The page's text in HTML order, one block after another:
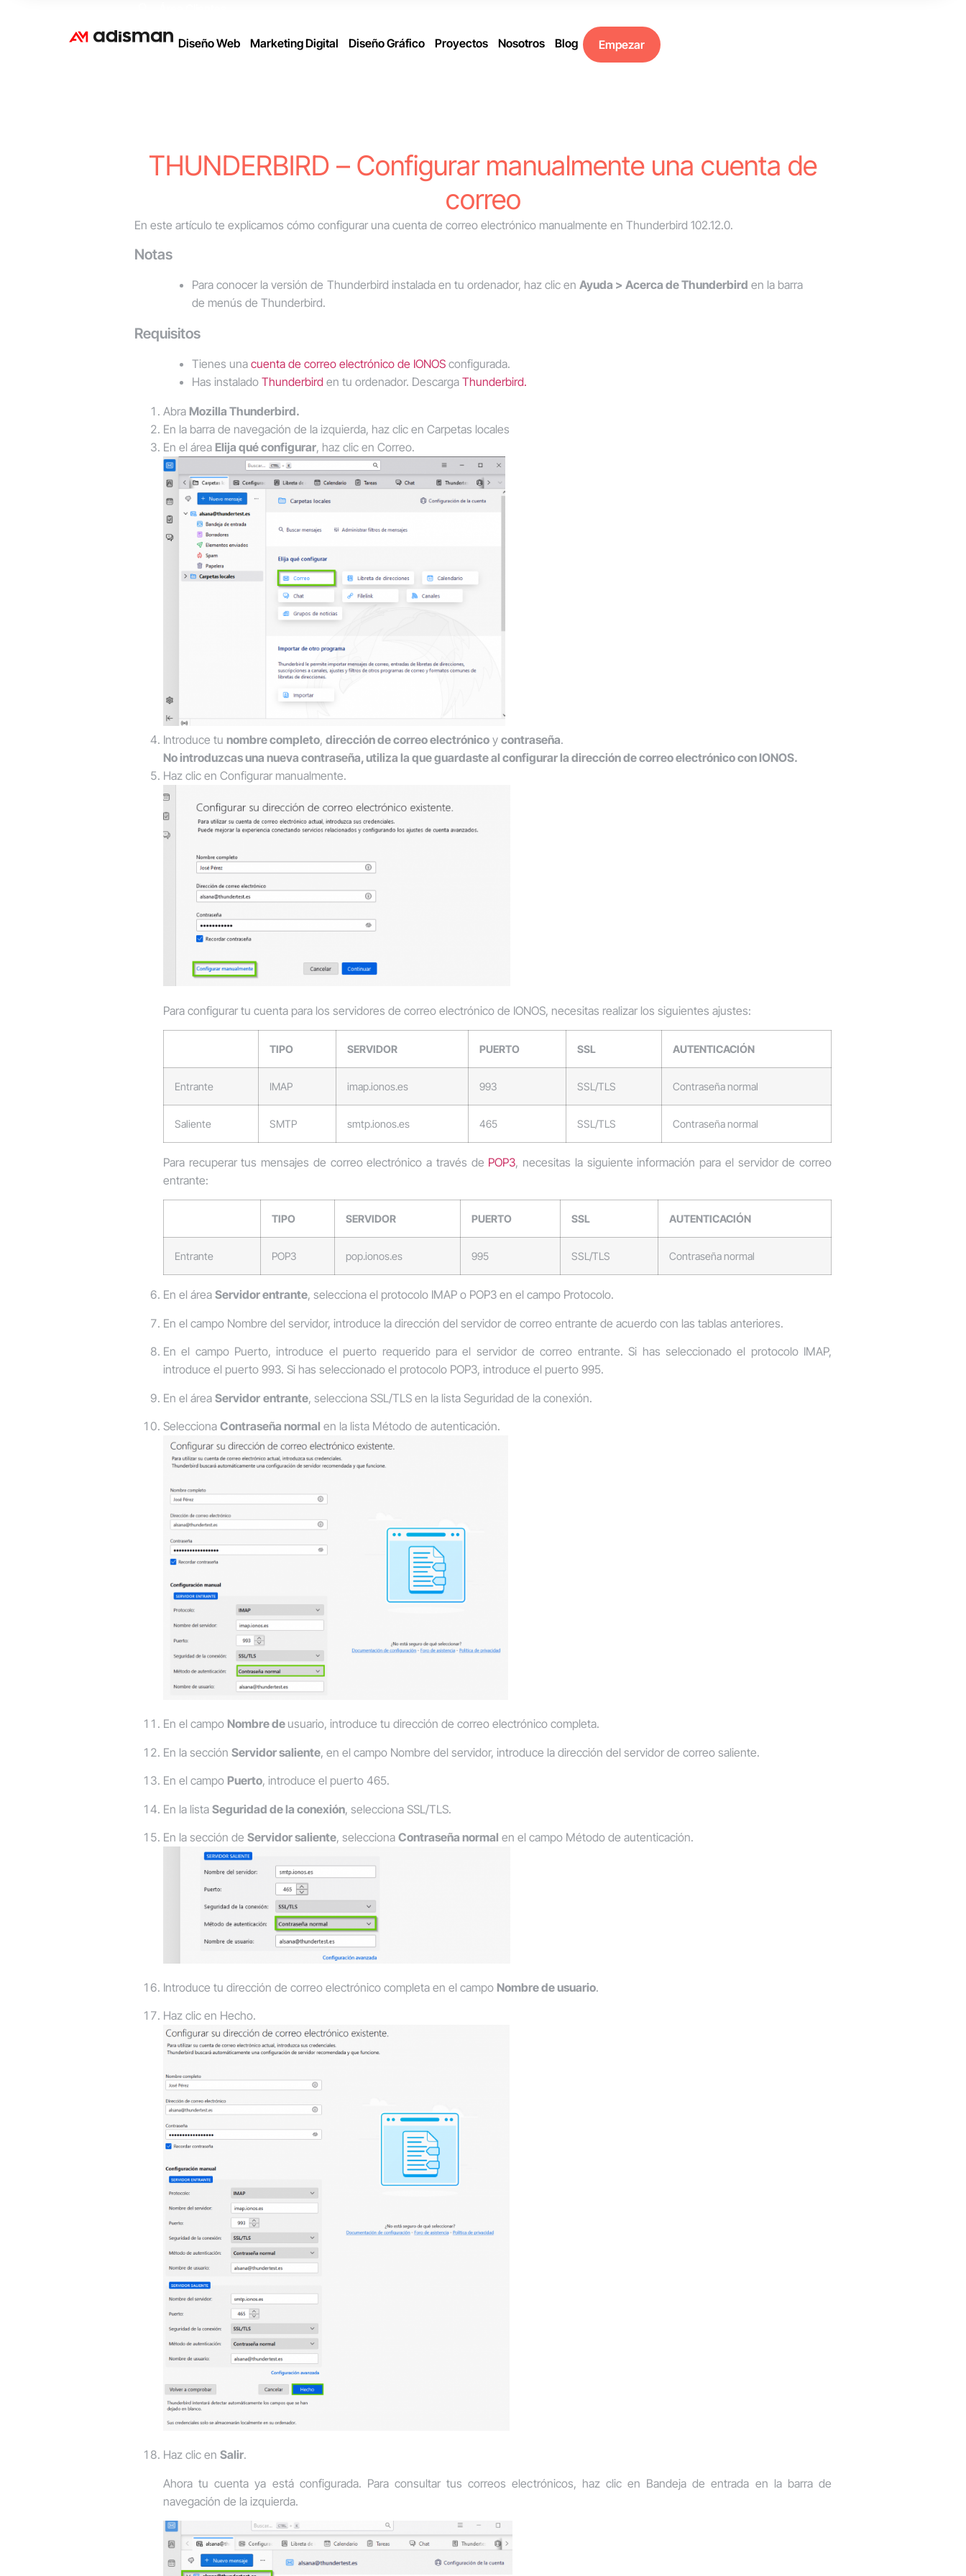
Diseño Web Marketing Digital Diseño Gráfico Proyectos Nosotros Blog Empezar
THUNDERBIRD – Configurar manualmente una cuenta de
correo
En este artículo te explicamos cómo configurar una cuenta de correo electrónico manualmente en Thunderbird 102.12.0.
Notas
Para conocer la versión de Thunderbird instalada en tu ordenador, haz clic enAyuda > Acerca de Thunderbird en la barra
de menús de Thunderbird.
Requisitos
Tienes una cuenta de correo electrónico de IONOS configurada.
Has instalado Thunderbird en tu ordenador. Descarga Thunderbird.
Abra Mozilla Thunderbird.
En la barra de navegación de la izquierda, haz clic en Carpetas locales
En el área Elija qué configurar, haz clic en Correo.
Introduce tu nombre completo, dirección de correo electrónico y contraseña.
No introduzcas una nueva contraseña, utiliza la que guardaste al configurar la dirección de correo electrónico con IONOS.
Haz clic en Configurar manualmente.
Para configurar tu cuenta para los servidores de correo electrónico de IONOS, necesitas realizar los siguientes ajustes:
TIPO SERVIDOR PUERTO SSL AUTENTICACIÓN
Entrante IMAP imap.ionos.es 993 SSL/TLS Contraseña normal
Saliente SMTP smtp.ionos.es 465 SSL/TLS Contraseña normal
Para recuperar tus mensajes de correo electrónico a través de POP3, necesitas la siguiente información para el servidor de correo
entrante:
TIPO SERVIDOR PUERTO SSL AUTENTICACIÓN
Entrante POP3 pop.ionos.es 995 SSL/TLS Contraseña normal
En el área Servidor entrante, selecciona el protocolo IMAP o POP3 en el campo Protocolo.
En el campo Nombre del servidor, introduce la dirección del servidor de correo entrante de acuerdo con las tablas anteriores.
En el campo Puerto, introduce el puerto requerido para el servidor de correo entrante. Si has seleccionado el protocolo IMAP,
introduce el puerto 993. Si has seleccionado el protocolo POP3, introduce el puerto 995.
En el área Servidor entrante, selecciona SSL/TLS en la lista Seguridad de la conexión.
Selecciona Contraseña normal en la lista Método de autenticación.
En el campo Nombre de usuario, introduce tu dirección de correo electrónico completa.
En la sección Servidor saliente, en el campo Nombre del servidor, introduce la dirección del servidor de correo saliente.
En el campo Puerto, introduce el puerto 465.
En la lista Seguridad de la conexión, selecciona SSL/TLS.
En la sección de Servidor saliente, selecciona Contraseña normal en el campo Método de autenticación.
Introduce tu dirección de correo electrónico completa en el campo Nombre de usuario.
Haz clic en Hecho.
Haz clic en Salir.
Ahora tu cuenta ya está configurada. Para consultar tus correos electrónicos, haz clic en Bandeja de entrada en la barra de
navegación de la izquierda.